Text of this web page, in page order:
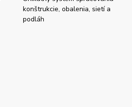
konštrukcie, obalenia, sietí a
podláh